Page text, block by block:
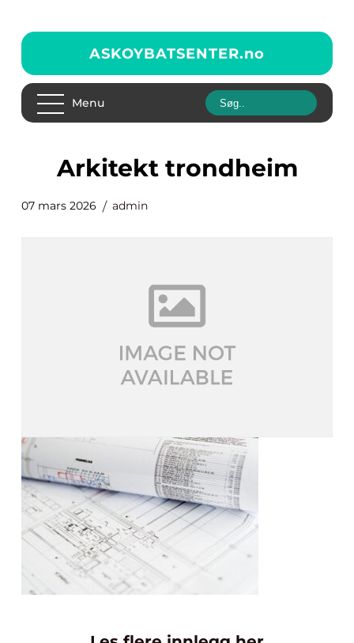
ASKOYBATSENTER.no
Menu
arkitekt trondheim
07 mars 2026 admin